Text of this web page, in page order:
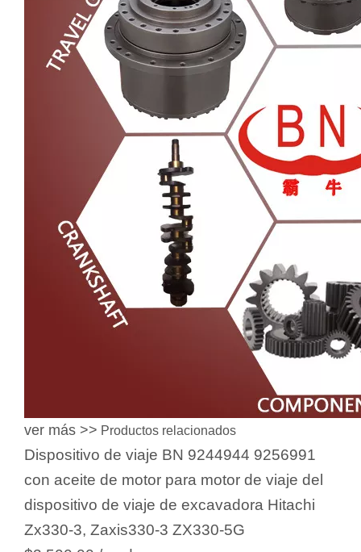
ver más >> Productos relacionados
Dispositivo de viaje BN 9244944 9256991
con aceite de motor para motor de viaje del
dispositivo de viaje de excavadora Hitachi
Zx330-3, Zaxis330-3 ZX330-5G